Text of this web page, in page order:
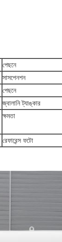
পেছনে
সাসপেনশন
পেছনে
জ্বালানি ট্যাঙ্কার
ক্ষমতা
রেফারেন্স ফটো